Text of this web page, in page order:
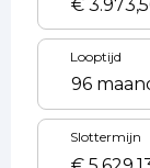
Looptijd
Slottermijn